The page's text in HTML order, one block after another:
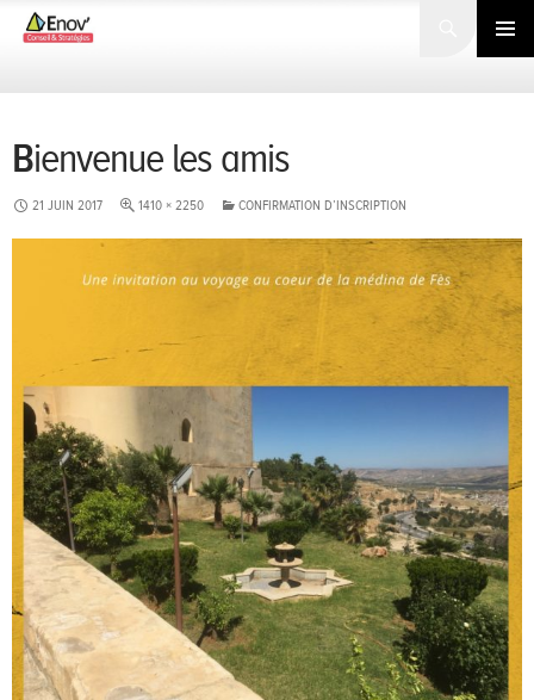
Search
SKIP
Bienvenue les amis
21 JUIN 2017 1410 × 2250 CONFIRMATION D’INSCRIPTION